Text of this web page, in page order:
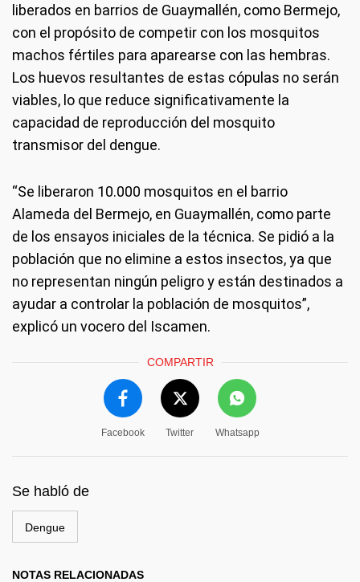
liberados en barrios de Guaymallén, como Bermejo,
con el propósito de competir con los mosquitos
machos fértiles para aparearse con las hembras.
Los huevos resultantes de estas cópulas no serán
viables, lo que reduce significativamente la
capacidad de reproducción del mosquito
transmisor del dengue.
“Se liberaron 10.000 mosquitos en el barrio
Alameda del Bermejo, en Guaymallén, como parte
de los ensayos iniciales de la técnica. Se pidió a la
población que no elimine a estos insectos, ya que
no representan ningún peligro y están destinados a
ayudar a controlar la población de mosquitos”,
explicó un vocero del Iscamen.
COMPARTIR
Facebook Twitter Whatsapp
Se habló de
Dengue
NOTAS RELACIONADAS